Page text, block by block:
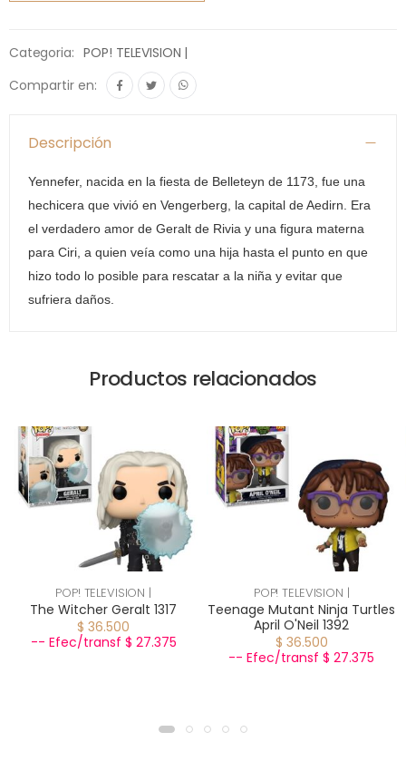
Categoria: POP! TELEVISION |
Compartir en:
Descripción
Yennefer, nacida en la fiesta de Belleteyn de 1173, fue una
hechicera que vivió en Vengerberg, la capital de Aedirn. Era
el verdadero amor de Geralt de Rivia y una figura materna
para Ciri, a quien veía como una hija hasta el punto en que
hizo todo lo posible para rescatar a la niña y evitar que
sufriera daños.
Productos relacionados
POP! TELEVISION |
The Witcher Geralt 1317
$ 36.500
-- Efec/transf $ 27.375
POP! TELEVISION |
Teenage Mutant Ninja Turtles
April O'Neil 1392
$ 36.500
-- Efec/transf $ 27.375